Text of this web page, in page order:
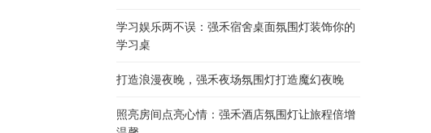
学习娱乐两不误：强禾宿舍桌面氛围灯装饰你的
学习桌
打造浪漫夜晚，强禾夜场氛围灯打造魔幻夜晚
照亮房间点亮心情：强禾酒店氛围灯让旅程倍增